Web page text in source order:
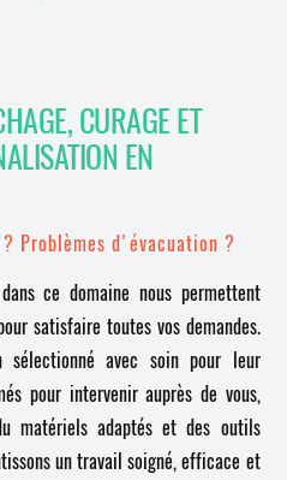
CURAGE ET
EN
Problèmes d'évacuation ?
ce domaine nous permettent
satisfaire toutes vos demandes.
sélectionné avec soin pour leur
pour intervenir auprès de vous,
matériels adaptés et des outils
un travail soigné, efficace et